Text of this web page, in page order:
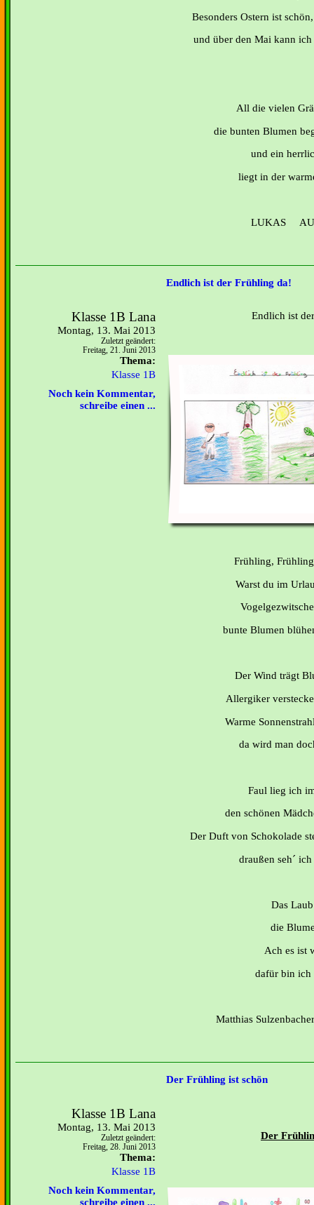
Besonders Ostern ist
und über den Mai kann
All die vielen
die bunten Blumen
und ein
liegt in der
LUKAS
Endlich ist der Frühling da!
Klasse 1B Lana
Montag, 13. Mai 2013
Zuletzt geändert:
Freitag, 21. Juni 2013
Thema:
Klasse 1B
Noch kein Kommentar,
schreibe einen ...
Endlich ist
Frühling,
Warst du im
bunte Blumen
Der Wind trägt
Allergiker
Warme
da wird man
Faul lieg ich
den schönen
Der Duft von Schokolade
draußen seh´
Das
die
Ach es ist
dafür bin
Matthias
Der Frühling ist schön
Klasse 1B Lana
Montag, 13. Mai 2013
Zuletzt geändert:
Freitag, 28. Juni 2013
Thema:
Klasse 1B
Noch kein Kommentar,
schreibe einen ...
Der Frühlin